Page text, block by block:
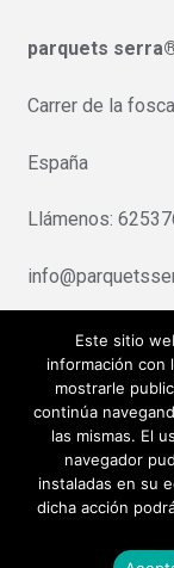
parquets
Carrer de la
España
Llámenos:
Pago
©
Este sitio
información con
mostrarle
continúa
las mismas. El
navegador
instaladas en su
dicha acción